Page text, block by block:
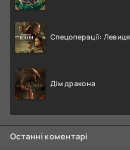
Спецоперації: Левиця
Дім дракона
Останні коментарі